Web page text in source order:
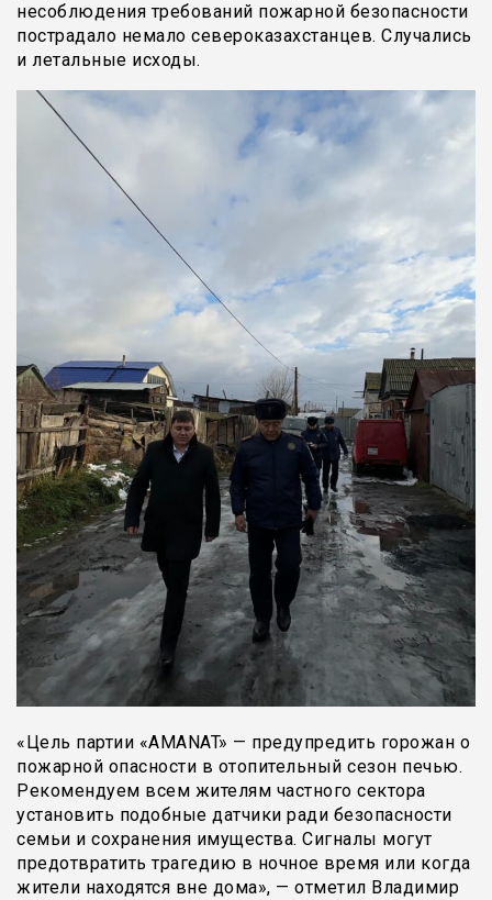
несоблюдения требований пожарной безопасности
пострадало немало североказахстанцев. Случались
и летальные исходы.
«Цель партии «AMANAT» — предупредить горожан о
пожарной опасности в отопительный сезон печью.
Рекомендуем всем жителям частного сектора
установить подобные датчики ради безопасности
семьи и сохранения имущества. Сигналы могут
предотвратить трагедию в ночное время или когда
жители находятся вне дома», — отметил Владимир